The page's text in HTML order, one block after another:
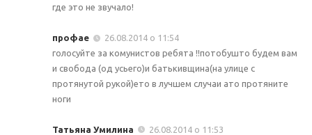
где это не звучало!
профае
26.08.2014 о 11:54
голосуйте за комунистов ребята !!потобушто будем вам
и свобода (од усьего)и батькивщина(на улице с
протянутой рукой)ето в лучшем случаи ато протяните
ноги
Татьяна Умилина
26.08.2014 о 11:53